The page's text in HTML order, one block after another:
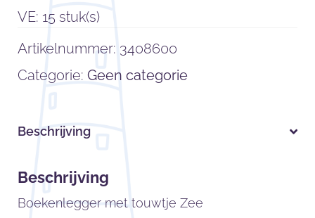
VE: 15 stuk(s)
Artikelnummer: 3408600
Categorie:Geen categorie
Beschrijving
Beschrijving
Boekenlegger met touwtje Zee